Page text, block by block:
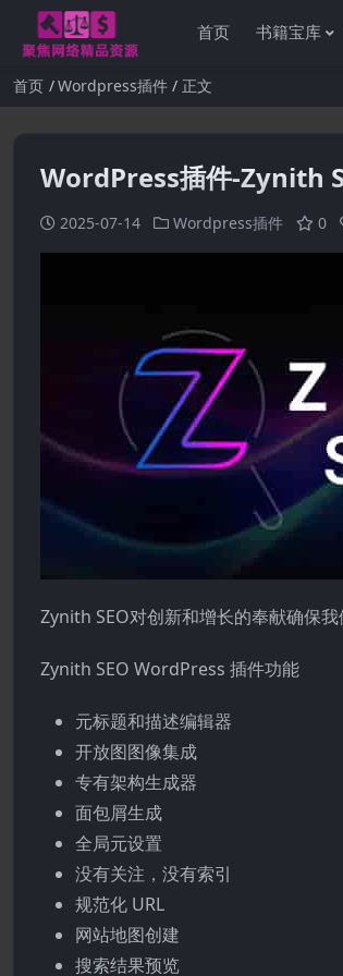
首页 书籍宝库
首页 Wordpress插件 正文
WordPress插件-Zynith
2025-07-14 Wordpress插件 0
Zynith SEO对创新和增长的奉献确保
Zynith SEO WordPress 插件功能
元标题和描述编辑器
开放图图像集成
专有架构生成器
面包屑生成
全局元设置
没有关注，没有索引
规范化 URL
网站地图创建
搜索结果预览